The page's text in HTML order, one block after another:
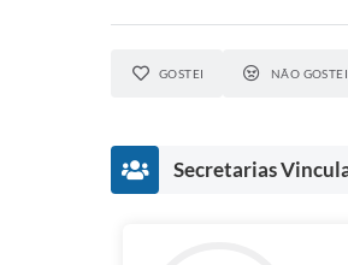
GOSTEI NÃO GOSTEI
Secretarias